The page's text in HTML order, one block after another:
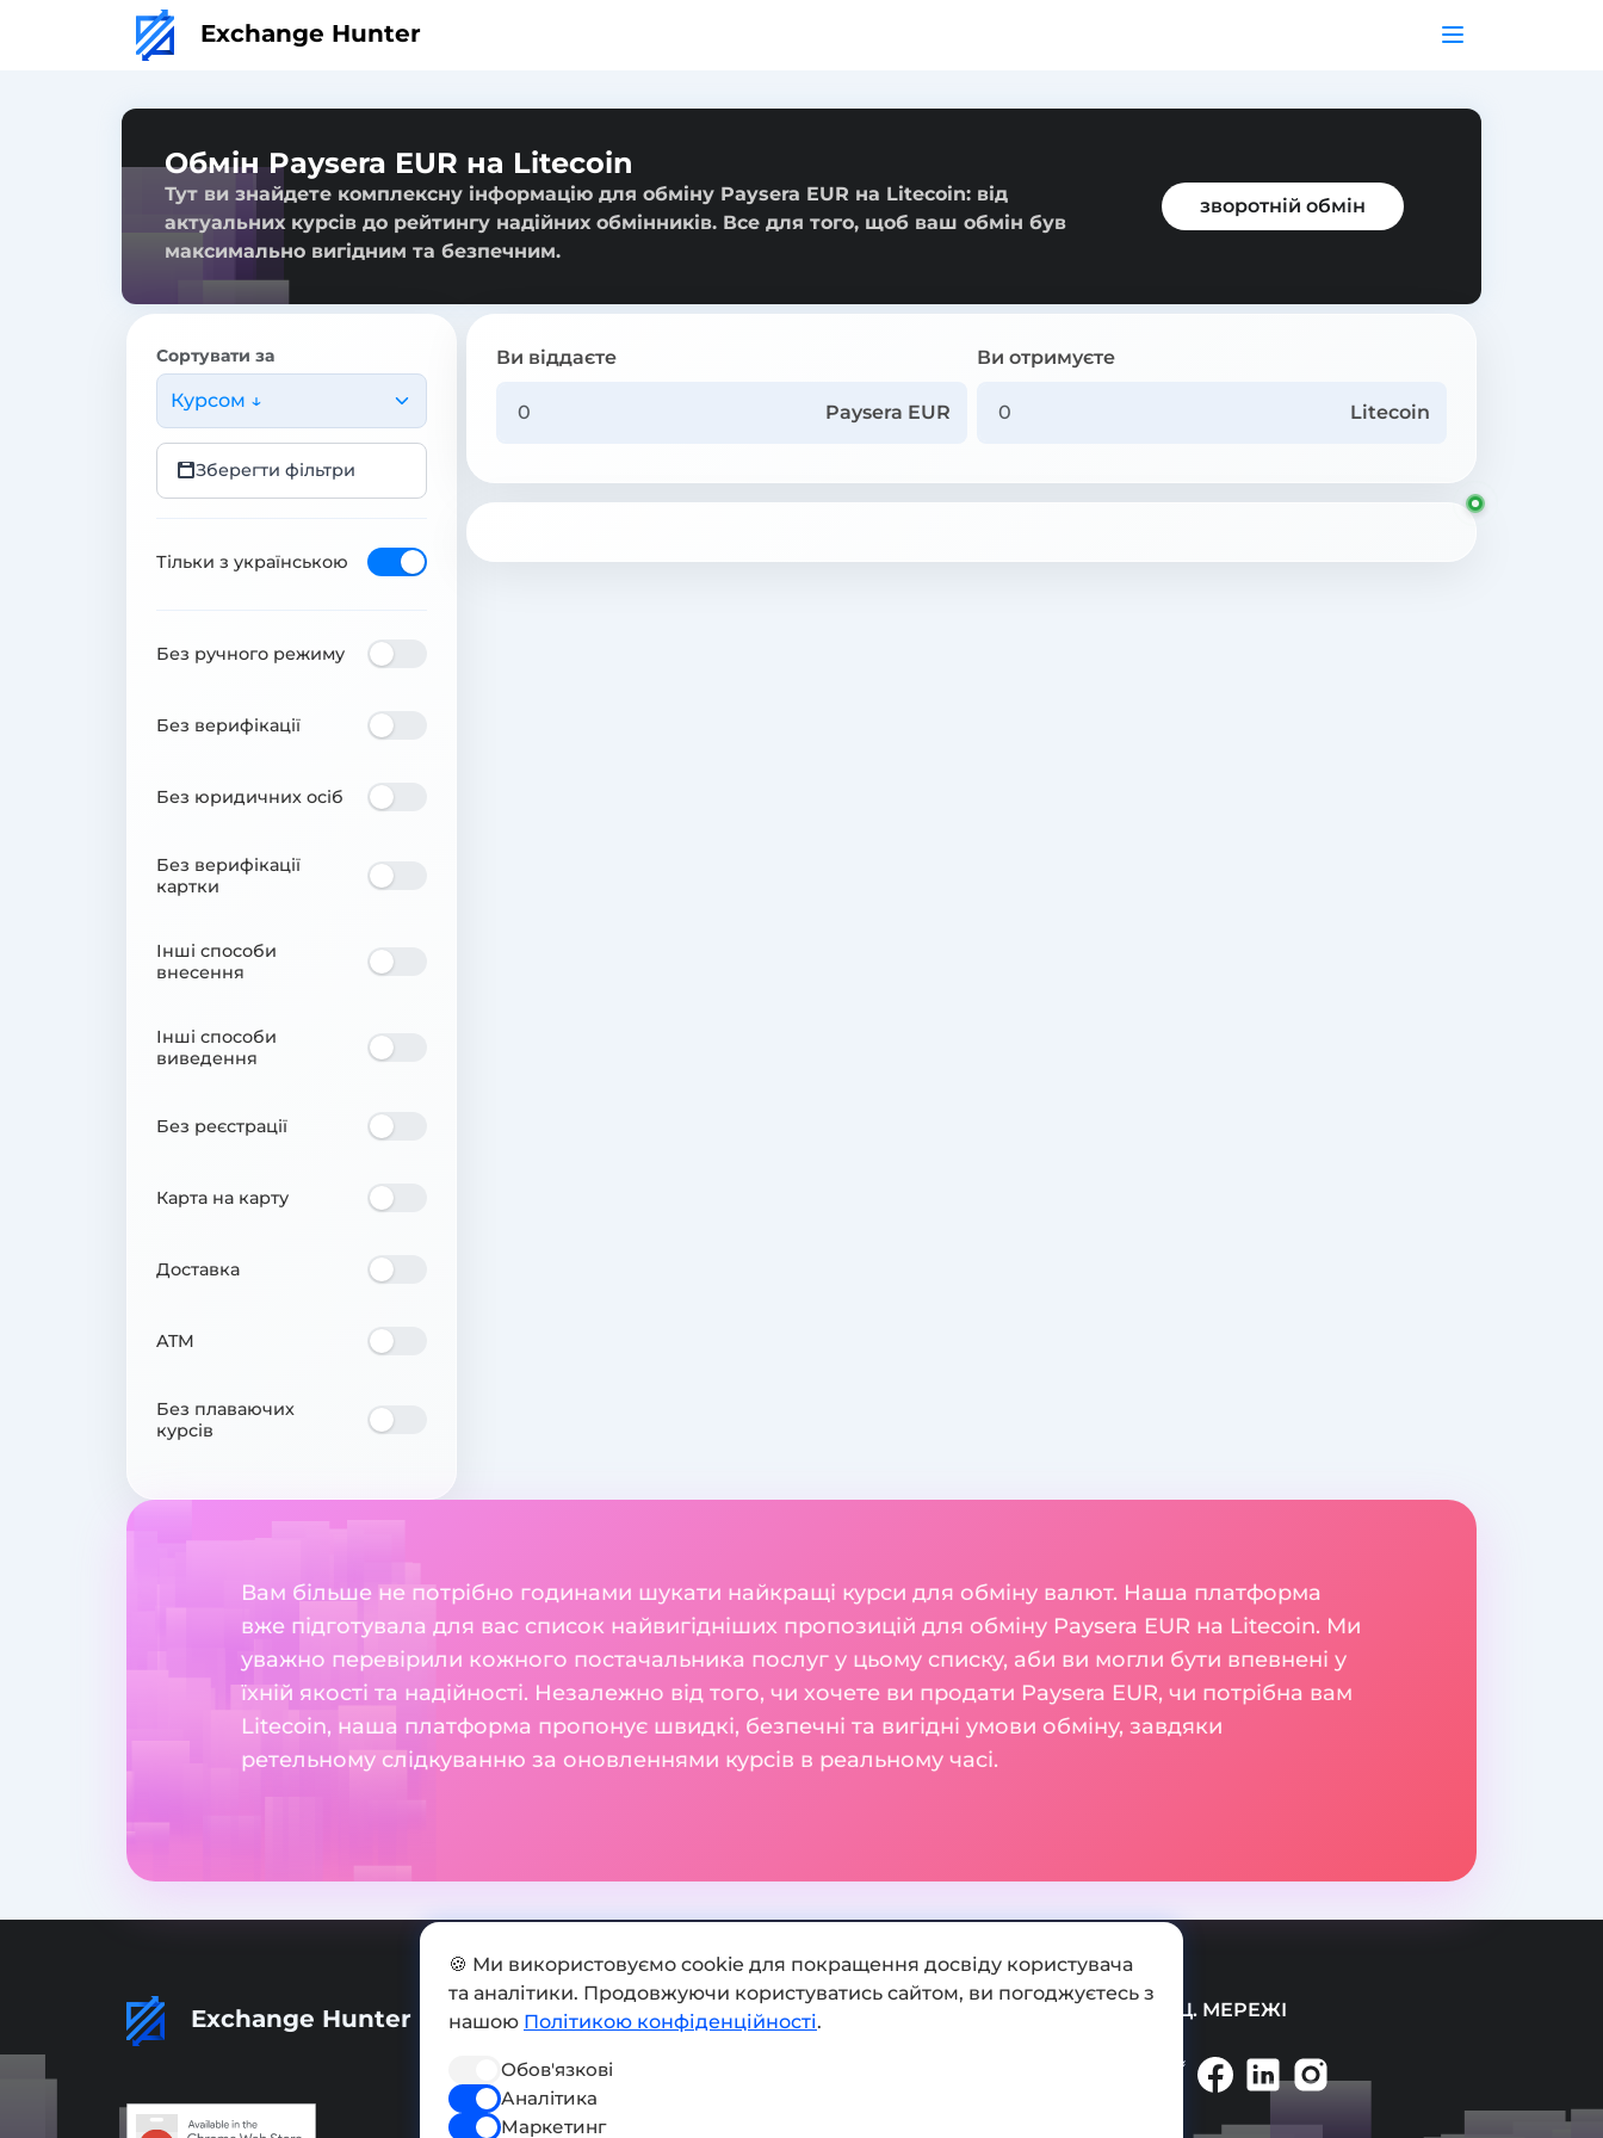
Exchange Hunter
Обмін Paysera EUR на Litecoin
Тут ви знайдете комплексну інформацію для обміну Paysera EUR на Litecoin: від
актуальних курсів до рейтингу надійних обмінників. Все для того, щоб ваш обмін був
максимально вигідним та безпечним.
зворотній обмін
Сортувати за
Курсом ↓
Зберегти фільтри
Тільки з українською
Без ручного режиму
Без верифікації
Без юридичних осіб
Без верифікації
картки
Інші способи
внесення
Інші способи
виведення
Без реєстрації
Карта на карту
Доставка
ATM
Без плаваючих
курсів
Ви віддаєте
Paysera EUR
Ви отримуєте
Litecoin
Вам більше не потрібно годинами шукати найкращі курси для обміну валют. Наша платформа
вже підготувала для вас список найвигідніших пропозицій для обміну Paysera EUR на Litecoin. Ми
уважно перевірили кожного постачальника послуг у цьому списку, аби ви могли бути впевнені у
їхній якості та надійності. Незалежно від того, чи хочете ви продати Paysera EUR, чи потрібна вам
Litecoin, наша платформа пропонує швидкі, безпечні та вигідні умови обміну, завдяки
ретельному слідкуванню за оновленнями курсів в реальному часі.
Exchange Hunter Додати обмінник СОЦ. МЕРЕЖІ
🍪 Ми використовуємо cookie для покращення досвіду користувача
та аналітики. Продовжуючи користуватись сайтом, ви погоджуєтесь з
нашою Політикою конфіденційності.
Обов'язкові
Аналітика
Маркетинг